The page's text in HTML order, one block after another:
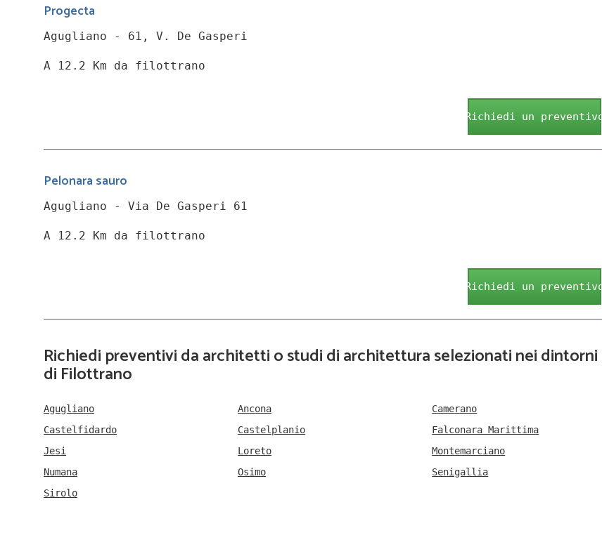
Progecta
Agugliano - 61, V. De Gasperi
A 12.2 Km da filottrano
Richiedi un preventivo
Pelonara sauro
Agugliano - Via De Gasperi 61
A 12.2 Km da filottrano
Richiedi un preventivo
Richiedi preventivi da architetti o studi di architettura selezionati nei dintorni
di Filottrano
Agugliano Ancona
Camerano
Castelfidardo
Castelplanio
Falconara Marittima
Jesi
Loreto
Montemarciano
Numana
Osimo
Senigallia
Sirolo